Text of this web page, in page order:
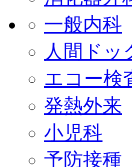
一般内科
人間ドッ
エコー検
発熱外来
小児科
予防接種